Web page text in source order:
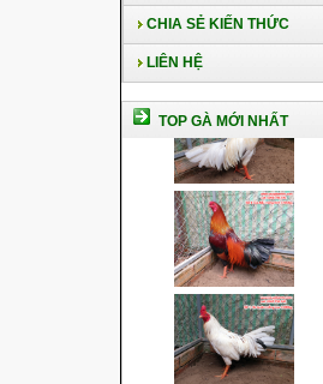
CHIA SẺ KIẾN THỨC
LIÊN HỆ
TOP GÀ MỚI NHẤT